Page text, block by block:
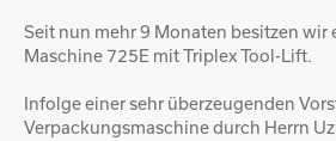
Seit nun mehr 9 Monaten besitzen wir
Maschine 725E mit Triplex Tool-Lift.
Infolge einer sehr überzeugenden
Verpackungsmaschine durch Herrn